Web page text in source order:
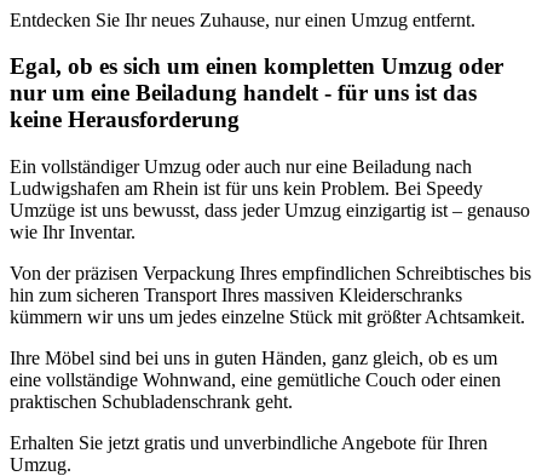
Entdecken Sie Ihr neues Zuhause, nur einen Umzug entfernt.
Egal, ob es sich um einen kompletten Umzug oder
nur um eine Beiladung handelt - für uns ist das
keine Herausforderung
Ein vollständiger Umzug oder auch nur eine Beiladung nach
Ludwigshafen am Rhein ist für uns kein Problem. Bei Speedy
Umzüge ist uns bewusst, dass jeder Umzug einzigartig ist – genauso
wie Ihr Inventar.
Von der präzisen Verpackung Ihres empfindlichen Schreibtisches bis
hin zum sicheren Transport Ihres massiven Kleiderschranks
kümmern wir uns um jedes einzelne Stück mit größter Achtsamkeit.
Ihre Möbel sind bei uns in guten Händen, ganz gleich, ob es um
eine vollständige Wohnwand, eine gemütliche Couch oder einen
praktischen Schubladenschrank geht.
Erhalten Sie jetzt gratis und unverbindliche Angebote für Ihren
Umzug.